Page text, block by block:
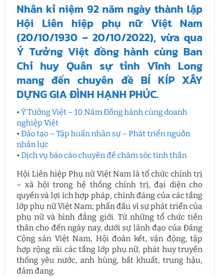
Nhân kỉ niệm 92 năm ngày thành lập
Hội Liên hiệp phụ nữ Việt Nam
(20/10/1930 – 20/10/2022), vừa qua
Ý Tưởng Việt đồng hành cùng Ban
Chỉ huy Quân sự tỉnh Vĩnh Long
mang đến chuyên đề BÍ KÍP XÂY
DỰNG GIA ĐÌNH HẠNH PHÚC.
• Ý Tưởng Việt – 10 Năm Đồng hành cùng doanh
nghiệp Việt
• Đào tạo – Tập huấn nhân sự – Phát triển nguồn
nhân lực
• Dịch vụ báo cáo chuyên đề chăm sóc tinh thần
Hội Liên hiệp Phụ nữ Việt Nam là tổ chức chính trị
– xã hội trong hệ thống chính trị, đại diện cho
quyền và lợi ích hợp pháp, chính đáng của các tầng
lớp phụ nữ Việt Nam; phấn đấu vì sự phát triển của
phụ nữ và bình đẳng giới. Từ những tổ chức tiền
thân cho đến ngày nay, dưới sự lãnh đạo của Đảng
Cộng sản Việt Nam, Hội đoàn kết, vận động, tập
hợp rộng rãi các tầng lớp phụ nữ, phát huy truyền
thống yêu nước, anh hùng, bất khuất, trung hậu,
đảm đang.